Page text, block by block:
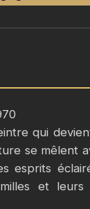
qui
se mêlent
esprits
et
les